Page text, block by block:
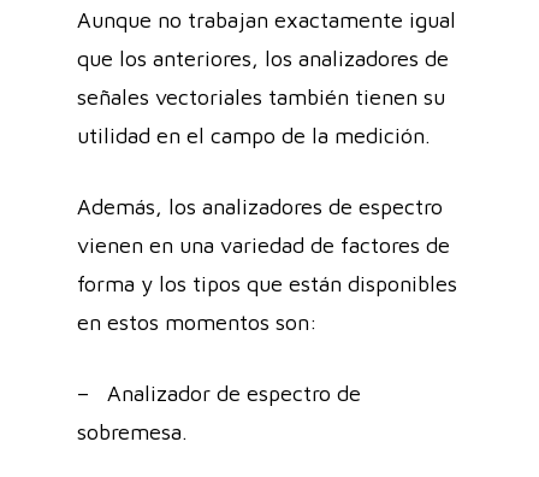
Aunque no trabajan exactamente igual
que los anteriores, los analizadores de
señales vectoriales también tienen su
utilidad en el campo de la medición.
Además, los analizadores de espectro
vienen en una variedad de factores de
forma y los tipos que están disponibles
en estos momentos son:
– Analizador de espectro de
sobremesa.